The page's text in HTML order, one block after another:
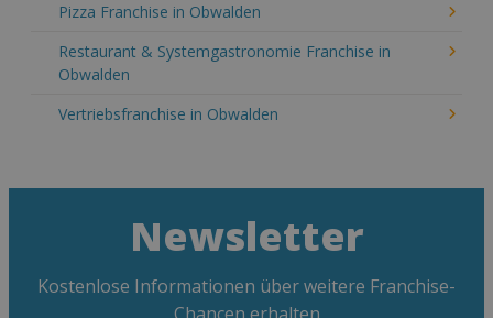
Pizza Franchise in Obwalden
Restaurant & Systemgastronomie Franchise in
Obwalden
Vertriebsfranchise in Obwalden
Newsletter
Kostenlose Informationen über weitere Franchise-